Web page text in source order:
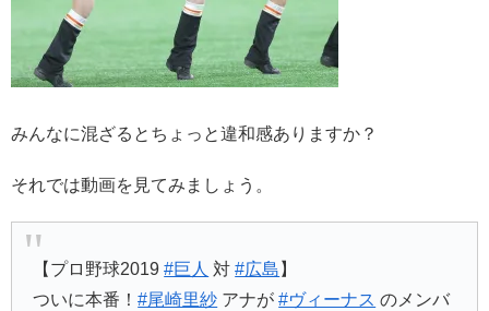
みんなに混ざるとちょっと違和感ありますか？
それでは動画を見てみましょう。
【プロ野球2019#巨人 対#広島 】
ついに本番！#尾崎里紗 アナが#ヴィーナス のメンバ